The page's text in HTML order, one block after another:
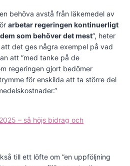
behöva avstå från läkemedel av
arbetar regeringen kontinuerligt
som behöver det mest”, heter
det ges några exempel på vad
att ”med tanke på de
regeringen gjort bedömer
för enskilda att ta större del
– så höjs bidrag och
till ett löfte om ”en uppföljning